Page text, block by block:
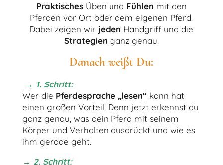
PraktischesÜben und Fühlen mit den
Pferden vor Ort oder dem eigenen Pferd.
Dabei zeigen wir jeden Handgriff und die
Strategien ganz genau.
Danach weißt Du:
→ 1. Schritt:
Wer die Pferdesprache „lesen“ kann hat
einen großen Vorteil! Denn jetzt erkennst du
ganz genau, was dein Pferd mit seinem
Körper und Verhalten ausdrückt und wie es
ihm gerade geht.
→ 2. Schritt: